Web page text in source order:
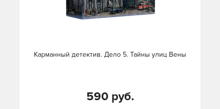
Карманный детектив. Дело 5. Тайны улиц Вены
590 руб.